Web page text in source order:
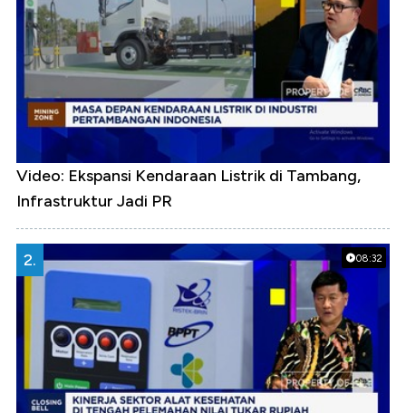
Video: Ekspansi Kendaraan Listrik di Tambang,
Infrastruktur Jadi PR
08:32
2.